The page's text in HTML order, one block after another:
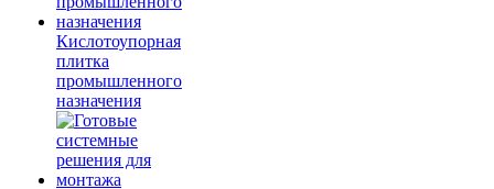
Кислотоупорная
плитка
промышленного
назначения